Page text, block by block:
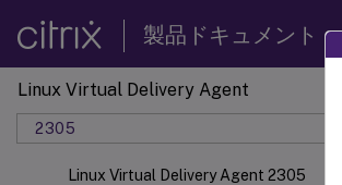
製品ドキュメント
Linux Virtual Delivery Agent
2305
Linux Virtual Delivery Agent 2305